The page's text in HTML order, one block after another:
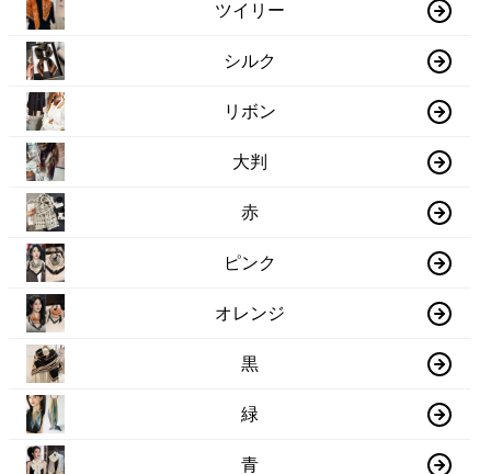
ツイリー
シルク
リボン
大判
赤
ピンク
オレンジ
黒
緑
青